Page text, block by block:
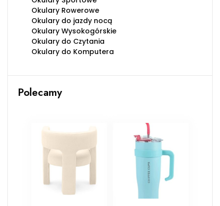
Okulary Rowerowe
Okulary do jazdy nocą
Okulary Wysokogórskie
Okulary do Czytania
Okulary do Komputera
Polecamy